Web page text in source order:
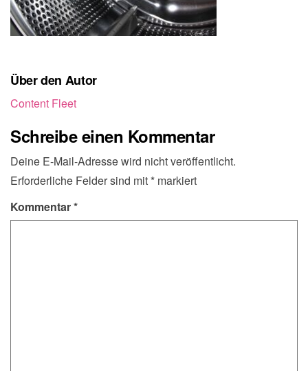
Über den Autor
Content Fleet
Schreibe einen Kommentar
Deine E-Mail-Adresse wird nicht veröffentlicht.
Erforderliche Felder sind mit * markiert
Kommentar*